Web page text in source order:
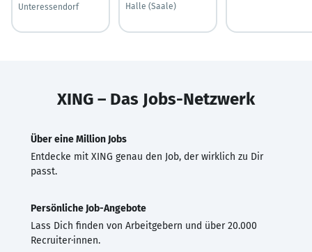
Unteressendorf
Halle (Saale)
XING – Das Jobs-Netzwerk
Über eine Million Jobs
Entdecke mit XING genau den Job, der wirklich zu Dir
passt.
Persönliche Job-Angebote
Lass Dich finden von Arbeitgebern und über 20.000
Recruiter·innen.